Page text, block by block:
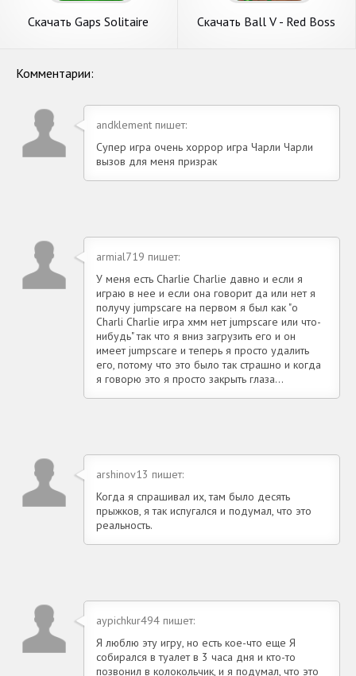
Скачать Gaps Solitaire
Скачать Ball V - Red Boss
Комментарии:
andklement пишет:
Супер игра очень хоррор игра Чарли Чарли
вызов для меня призрак
armial719 пишет:
У меня есть Charlie Charlie давно и если я
играю в нее и если она говорит да или нет я
получу jumpscare на первом я был как "о
Charli Charlie игра хмм нет jumpscare или что-
нибудь" так что я вниз загрузить его и он
имеет jumpscare и теперь я просто удалить
его, потому что это было так страшно и когда
я говорю это я просто закрыть глаза...
arshinov13 пишет:
Когда я спрашивал их, там было десять
прыжков, я так испугался и подумал, что это
реальность.
aypichkur494 пишет:
Я люблю эту игру, но есть кое-что еще Я
собирался в туалет в 3 часа дня и кто-то
позвонил в колокольчик, и я подумал, что это